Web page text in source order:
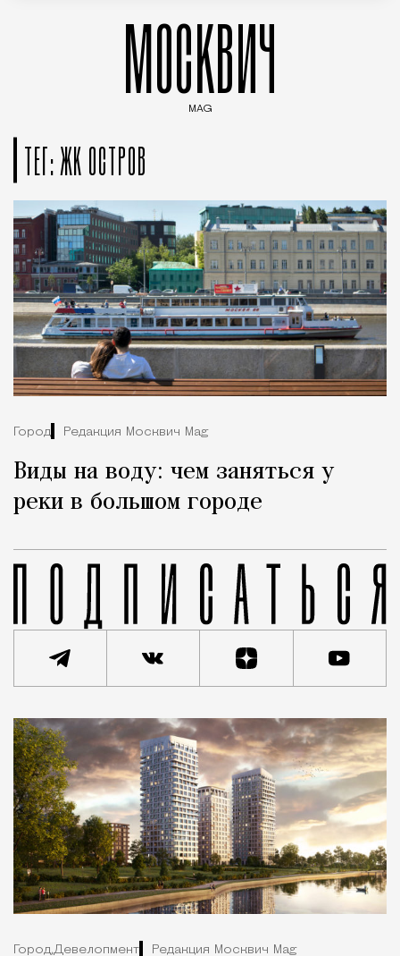
МОСКВИЧ
MAG
ТЕГ: ЖК ОСТРОВ
Город Редакция Москвич Mag
Виды на воду: чем заняться у
реки в большом городе
Город,Девелопмент Редакция Москвич Mag